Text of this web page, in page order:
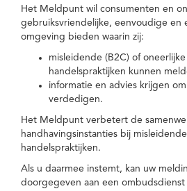
Het Meldpunt wil consumenten en
gebruiksvriendelijke, eenvoudige en
omgeving bieden waarin zij:
misleidende (B2C) of oneerlijke
handelspraktijken kunnen
informatie en advies krijgen
verdedigen.
Het Meldpunt verbetert de
handhavingsinstanties bij
handelspraktijken.
Als u daarmee instemt, kan uw
doorgegeven aan een